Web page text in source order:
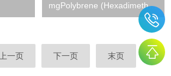
mgPolybrene (Hexadimethrine Bromide)
上一页 下一页 末页